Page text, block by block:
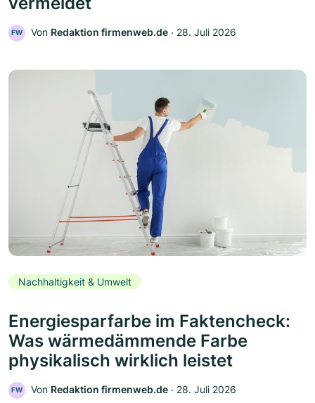
FW Von Redaktion firmenweb.de ‧ 28. Juli 2026
Nachhaltigkeit & Umwelt
Energiesparfarbe im Faktencheck:
Was wärmedämmende Farbe
physikalisch wirklich leistet
FW Von Redaktion firmenweb.de ‧ 28. Juli 2026